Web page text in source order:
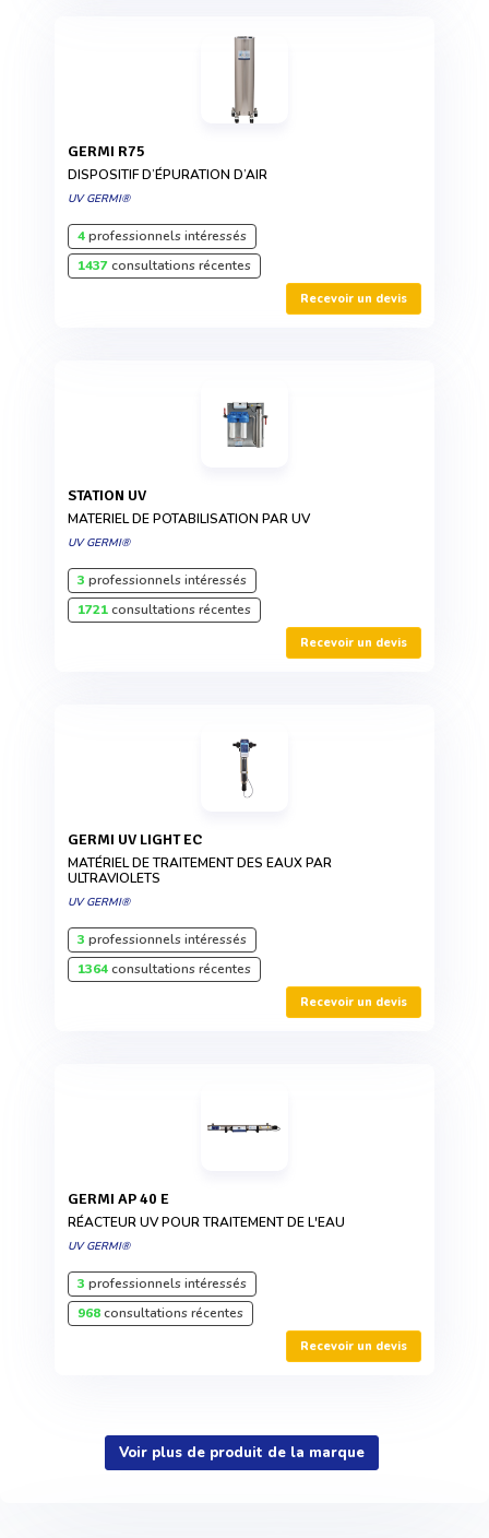
GERMI R75
DISPOSITIF D’ÉPURATION D’AIR
UV GERMI®
4professionnels intéressés
1437consultations récentes
Recevoir un devis
STATION UV
MATERIEL DE POTABILISATION PAR UV
UV GERMI®
3 professionnels intéressés
1721consultations récentes
Recevoir un devis
GERMI UV LIGHT EC
MATÉRIEL DE TRAITEMENT DES EAUX PAR
ULTRAVIOLETS
UV GERMI®
3 professionnels intéressés
1364consultations récentes
Recevoir un devis
GERMI AP 40 E
RÉACTEUR UV POUR TRAITEMENT DE L'EAU
UV GERMI®
3 professionnels intéressés
968consultations récentes
Recevoir un devis
Voir plus de produit de la marque